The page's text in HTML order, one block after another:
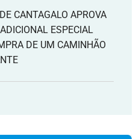
CANTAGALO APROVA
ESPECIAL
DE UM CAMINHÃO